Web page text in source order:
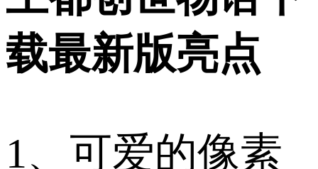
载最新版亮点
1、可爱的像素